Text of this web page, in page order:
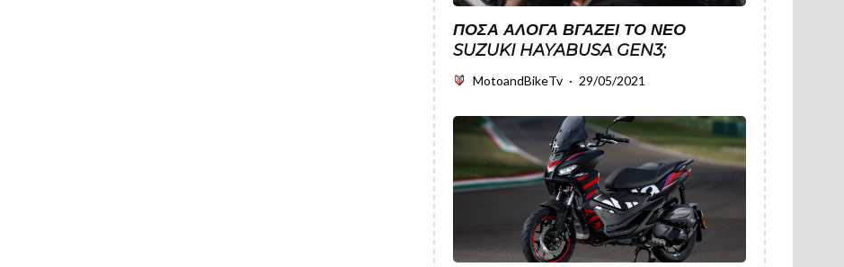
ΠΌΣΑ ΆΛΟΓΑ ΒΓΆΖΕΙ ΤΟ ΝΈΟ
SUZUKI HAYABUSA GEN3;
MotoandBikeTv · 29/05/2021